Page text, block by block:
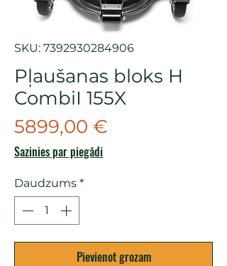
SKU: 7392930284906
Pļaušanas bloks H
CombiI 155X
5899,00 €
Sazinies par piegādi
Daudzums *
Pievienot grozam